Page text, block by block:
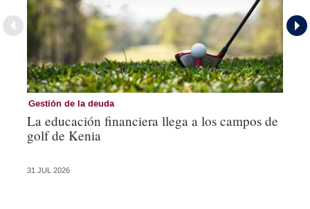
Gestión de la deuda
La educación financiera llega a los campos de
golf de Kenia
31 JUL 2026